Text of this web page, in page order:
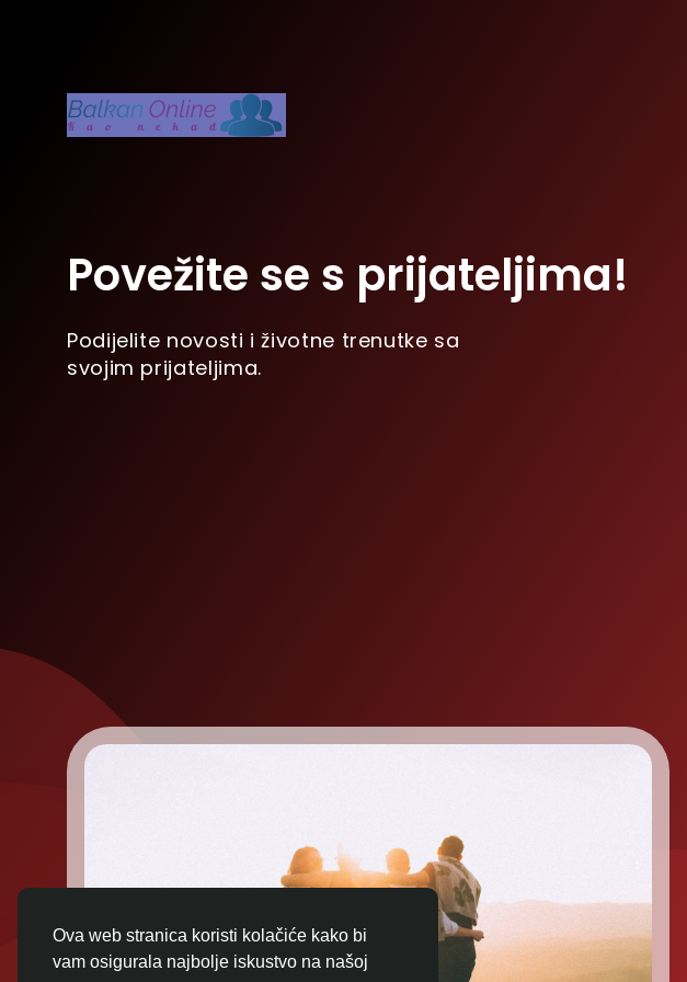
Ova web stranica koristi kolačiće kako bi
vam osigurala najbolje iskustvo na našoj
Povežite se s prijateljima!
Podijelite novosti i životne trenutke sa
svojim prijateljima.